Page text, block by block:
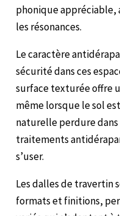
phonique
les résonances.
Le caractère
sécurité dans ces
surface texturée offre
même lorsque le sol
naturelle perdure
traitements
s’user.
Les dalles de travertin
formats et finitions,